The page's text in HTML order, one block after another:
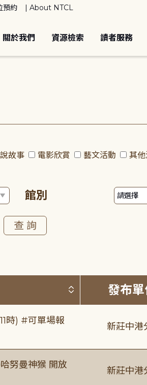
預約 About NTCL
關於我們 資源檢索 讀者服務
說故事 電影欣賞 藝文活動 其
館別
按標題排序 (
發布
時) #可單場報
新莊中港
努曼神猴 開放
新莊中港